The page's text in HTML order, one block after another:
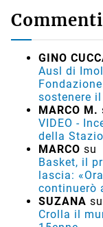
GINO
Ausl di
sostenere
MARCO M.
VIDEO -
della
MARCO su
Basket, il
lascia:
continuerò
SUZANA su
Crolla il